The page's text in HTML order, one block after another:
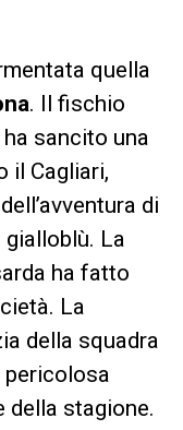
quella
. Il fischio
sancito una
il Cagliari,
di
La
ha fatto
La
della squadra
pericolosa
della stagione.